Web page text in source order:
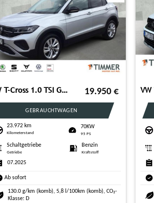
VW T-Cross 1.0 TSI GOAL +LED +ACC +VIRTUAL +NAVI +S 19.950 €
GEBRAUCHTWAGEN
23.972 km
Kilometerstand
70KW
95 PS
Schaltgetriebe
Getriebe
Benzin
Kraftstoff
07.2025
Ab sofort
130.0 g/km (komb), 5,8 l/100km (komb), CO₂-
Klasse: D